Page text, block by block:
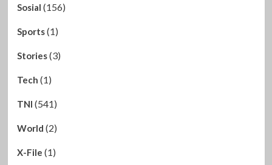
Sosial (156)
Sports(1)
Stories(3)
Tech (1)
TNI (541)
World (2)
X-File (1)